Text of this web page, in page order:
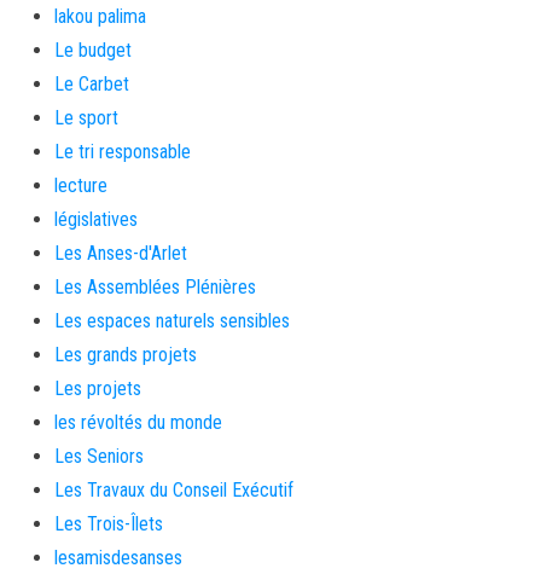
lakou palima
Le budget
Le Carbet
Le sport
Le tri responsable
lecture
législatives
Les Anses-d'Arlet
Les Assemblées Plénières
Les espaces naturels sensibles
Les grands projets
Les projets
les révoltés du monde
Les Seniors
Les Travaux du Conseil Exécutif
Les Trois-Îlets
lesamisdesanses